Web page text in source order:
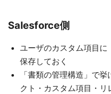
Salesforce側
ユーザのカスタム項目に
保存しておく
「書類の管理構造」で
クト・カスタム項目・